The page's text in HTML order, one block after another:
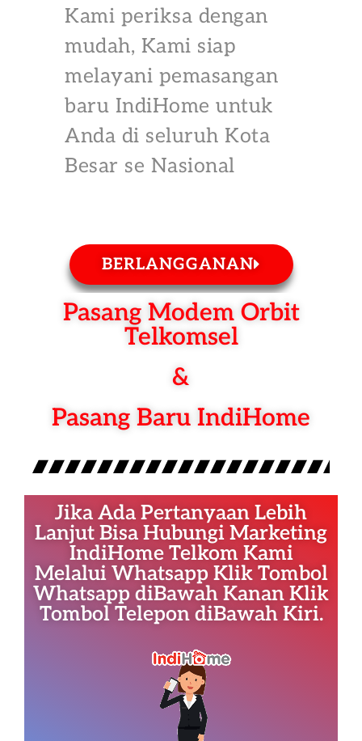
Kami periksa dengan
mudah, Kami siap
melayani pemasangan
baru IndiHome untuk
Anda di seluruh Kota
Besar se Nasional
BERLANGGANAN
Pasang Modem Orbit
Telkomsel
&
Pasang Baru IndiHome
Jika Ada Pertanyaan Lebih
Lanjut Bisa Hubungi Marketing
IndiHome Telkom Kami
Melalui Whatsapp Klik Tombol
Whatsapp diBawah Kanan Klik
Tombol Telepon diBawah Kiri.